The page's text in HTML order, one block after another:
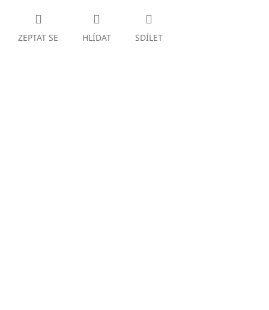
ZEPTAT SE HLÍDAT SDÍLET